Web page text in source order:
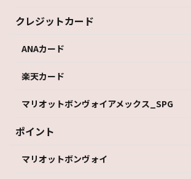
クレジットカード
ANAカード
楽天カード
マリオットボンヴォイアメックス_SPG
ポイント
マリオットボンヴォイ